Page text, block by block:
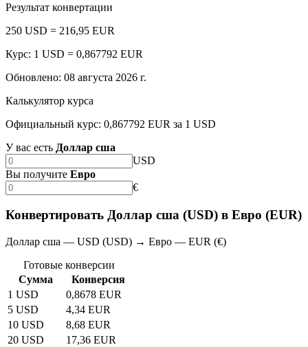
Результат конвертации
250 USD = 216,95 EUR
Курс: 1 USD = 0,867792 EUR
Обновлено: 08 августа 2026 г.
Калькулятор курса
Официальный курс: 0,867792 EUR за 1 USD
У вас есть Доллар сша
USD
Вы получите Евро
€
Конвертировать Доллар сша (USD) в Евро (EUR)
Доллар сша — USD (USD) → Евро — EUR (€)
Готовые конверсии
Сумма
Конверсия
1 USD
0,8678 EUR
5 USD
4,34 EUR
10 USD
8,68 EUR
20 USD
17,36 EUR